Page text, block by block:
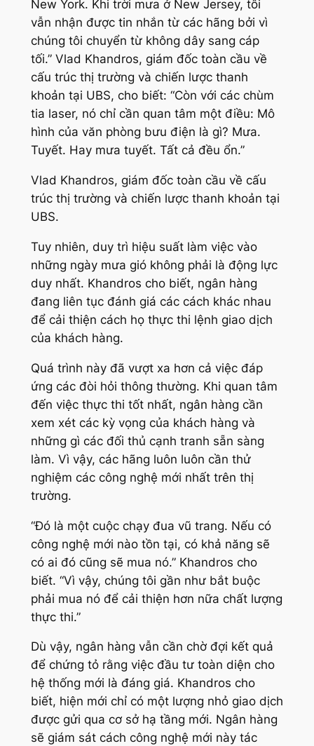
New York. Khi trời mưa ở New Jersey, tôi
vẫn nhận được tin nhắn từ các hãng bởi vì
chúng tôi chuyển từ không dây sang cáp
tối.” Vlad Khandros, giám đốc toàn cầu về
cấu trúc thị trường và chiến lược thanh
khoản tại UBS, cho biết: “Còn với các chùm
tia laser, nó chỉ cần quan tâm một điều: Mô
hình của văn phòng bưu điện là gì? Mưa.
Tuyết. Hay mưa tuyết. Tất cả đều ổn.”
Vlad Khandros, giám đốc toàn cầu về cấu
trúc thị trường và chiến lược thanh khoản tại
UBS.
Tuy nhiên, duy trì hiệu suất làm việc vào
những ngày mưa gió không phải là động lực
duy nhất. Khandros cho biết, ngân hàng
đang liên tục đánh giá các cách khác nhau
để cải thiện cách họ thực thi lệnh giao dịch
của khách hàng.
Quá trình này đã vượt xa hơn cả việc đáp
ứng các đòi hỏi thông thường. Khi quan tâm
đến việc thực thi tốt nhất, ngân hàng cần
xem xét các kỳ vọng của khách hàng và
những gì các đối thủ cạnh tranh sẵn sàng
làm. Vì vậy, các hãng luôn luôn cần thử
nghiệm các công nghệ mới nhất trên thị
trường.
“Đó là một cuộc chạy đua vũ trang. Nếu có
công nghệ mới nào tồn tại, có khả năng sẽ
có ai đó cũng sẽ mua nó.” Khandros cho
biết. “Vì vậy, chúng tôi gần như bắt buộc
phải mua nó để cải thiện hơn nữa chất lượng
thực thi.”
Dù vậy, ngân hàng vẫn cần chờ đợi kết quả
để chứng tỏ rằng việc đầu tư toàn diện cho
hệ thống mới là đáng giá. Khandros cho
biết, hiện mới chỉ có một lượng nhỏ giao dịch
được gửi qua cơ sở hạ tầng mới. Ngân hàng
sẽ giám sát cách công nghệ mới này tác